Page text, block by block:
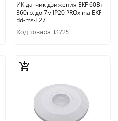
ИК датчик движения EKF 60Вт
360гр. до 7м IP20 PROxima EKF
dd-ms-E27
Код товара: 137251